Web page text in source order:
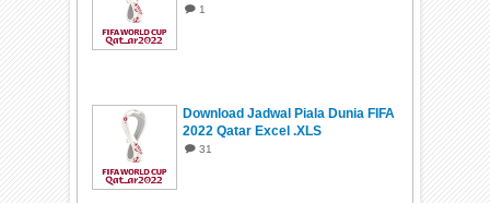
1
Download Jadwal Piala Dunia FIFA
2022 Qatar Excel .XLS
31